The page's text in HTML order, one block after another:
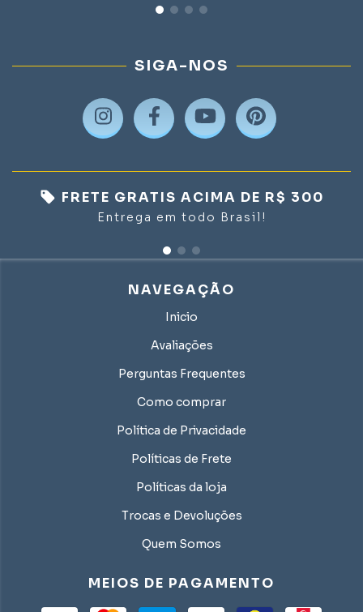
SIGA-NOS
FRETE GRATIS ACIMA DE R$ 300
Entrega em todo Brasil!
NAVEGAÇÃO
Inicio
Avaliações
Perguntas Frequentes
Como comprar
Política de Privacidade
Políticas de Frete
Políticas da loja
Trocas e Devoluções
Quem Somos
MEIOS DE PAGAMENTO